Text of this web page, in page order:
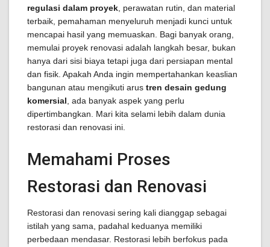
regulasi dalam proyek , perawatan rutin, dan material
terbaik, pemahaman menyeluruh menjadi kunci untuk
mencapai hasil yang memuaskan. Bagi banyak orang,
memulai proyek renovasi adalah langkah besar, bukan
hanya dari sisi biaya tetapi juga dari persiapan mental
dan fisik. Apakah Anda ingin mempertahankan keaslian
bangunan atau mengikuti arus tren desain gedung
komersial , ada banyak aspek yang perlu
dipertimbangkan. Mari kita selami lebih dalam dunia
restorasi dan renovasi ini.
Memahami Proses
Restorasi dan Renovasi
Restorasi dan renovasi sering kali dianggap sebagai
istilah yang sama, padahal keduanya memiliki
perbedaan mendasar. Restorasi lebih berfokus pada